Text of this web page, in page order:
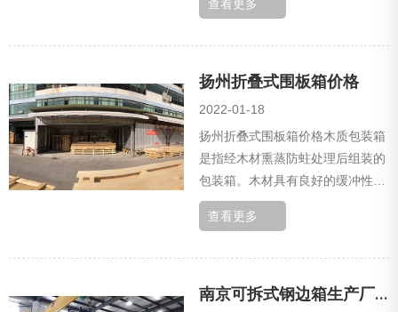
一起来看看吧!木箱包装已经成为主
查看更多
扬州折叠式围板箱价格
2022-01-18
扬州折叠式围板箱价格木质包装箱
是指经木材熏蒸防蛀处理后组装的
包装箱。木材具有良好的缓冲性
能、高强度、耐腐蚀性和吸湿性。
广泛应用于包装行业。木质包装箱
查看更多
南京可拆式钢边箱生产厂家